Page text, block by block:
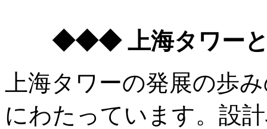
◆◆◆ 上海タワー
上海タワーの発展の歩
にわたっています。設